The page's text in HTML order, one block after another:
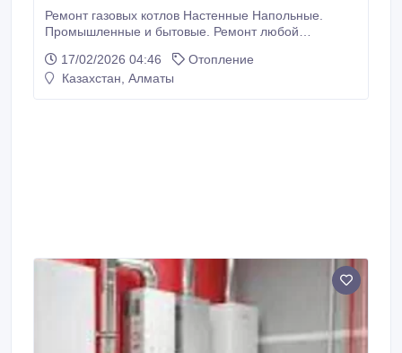
Ремонт газовых котлов Настенные Напольные.
Промышленные и бытовые. Ремонт любой
Выезд город пригород. звоните рады Вам помочь.
Так же работает вацап..
17/02/2026 04:46
Отопление
Казахстан, Алматы